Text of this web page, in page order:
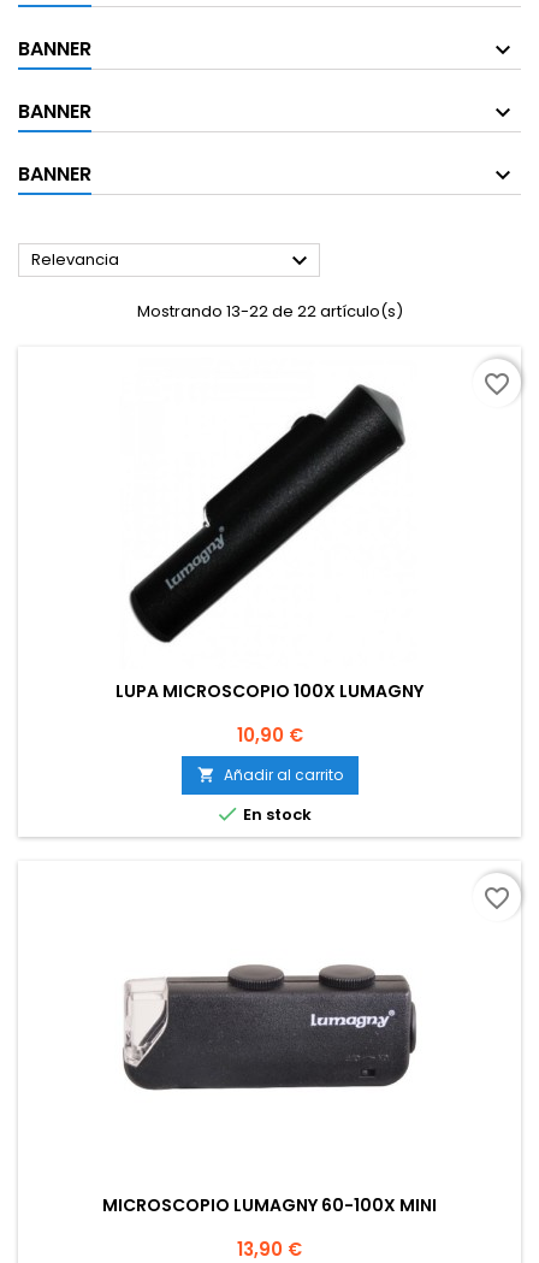
BANNER
BANNER
BANNER
Relevancia 
Mostrando 13-22 de 22 artículo(s)
LUPA MICROSCOPIO 100X LUMAGNY
Precio
10,90 €
 Añadir al carrito
 En stock
favorite_border
MICROSCOPIO LUMAGNY 60-100X MINI
Precio
13,90 €
favorite_border